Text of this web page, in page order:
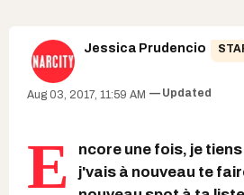
Jessica Prudencio
Aug 03, 2017, 11:59 AM Updated
E
ncore une fois, je
j'vais à nouveau te